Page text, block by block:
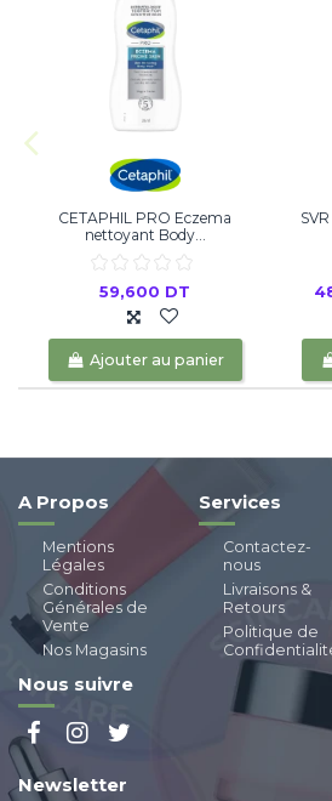
CETAPHIL PRO Eczema
nettoyant Body...
59,600 DT
Ajouter au panier
A Propos
Mentions
Légales
Conditions
Générales de
Vente
Nos Magasins
Services
Contactez-
nous
Livraisons &
Retours
Politique de
Nous suivre
Newsletter